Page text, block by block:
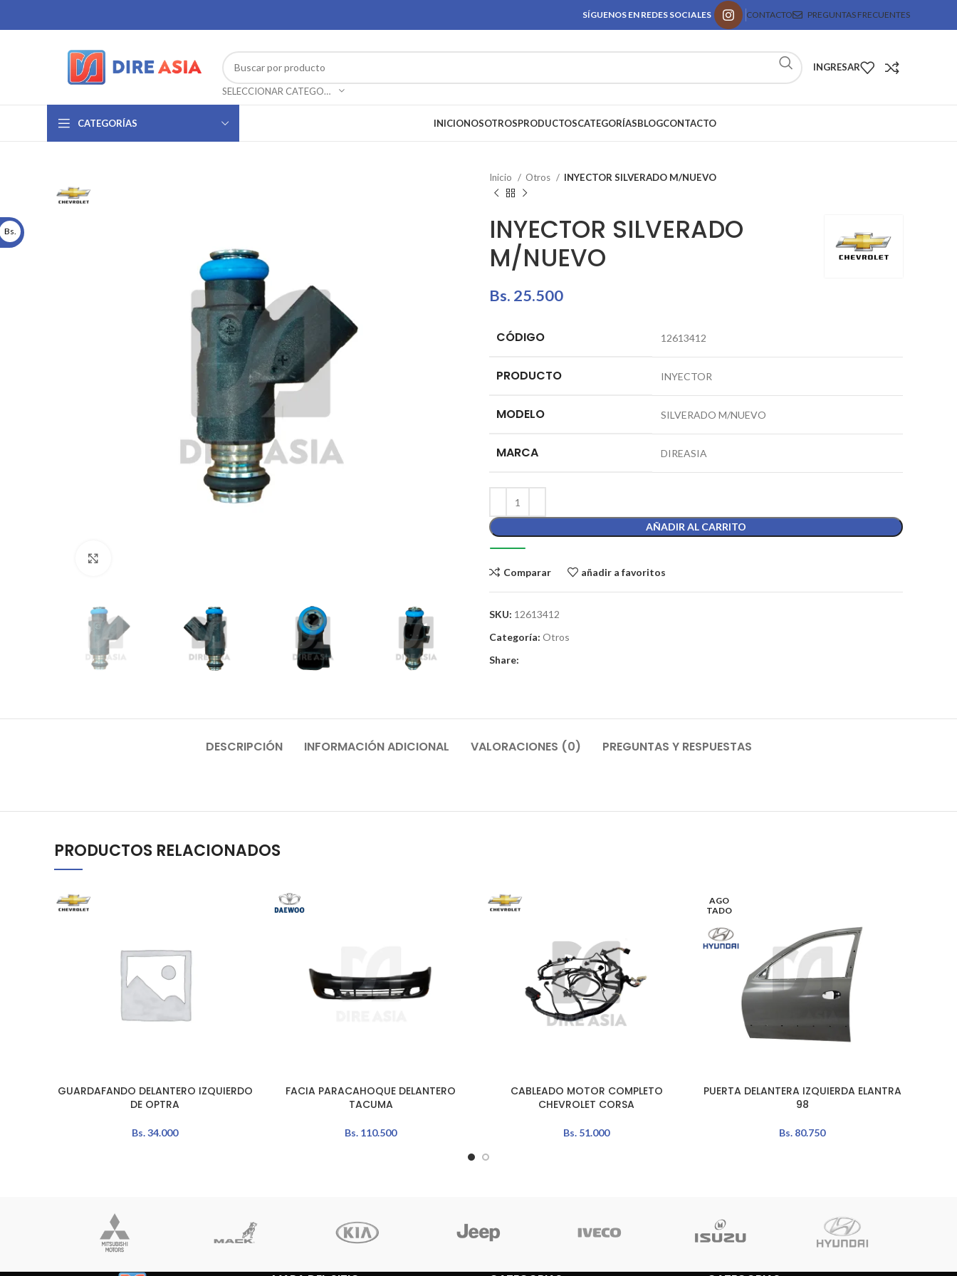
SÍGUENOS EN REDES SOCIALES CONTACTO PREGUNTAS FRECUENTES
SELECCIONAR CATEGORÍA
INGRESAR
CATEGORÍAS INICIONOSOTROSPRODUCTOSCATEGORÍASBLOGCONTACTO
Inicio Otros INYECTOR SILVERADO M/NUEVO
INYECTOR SILVERADO
M/NUEVO
Bs. 25.500
CÓDIGO 12613412
PRODUCTO INYECTOR
MODELO SILVERADO M/NUEVO
MARCA DIREASIA
AÑADIR AL CARRITO
Comparar añadir a favoritos
SKU: 12613412
Categoría: Otros
Share:
DESCRIPCIÓN INFORMACIÓN ADICIONAL VALORACIONES (0) PREGUNTAS Y RESPUESTAS
PRODUCTOS RELACIONADOS
AÑADIR AL CARRITO
GUARDAFANDO DELANTERO IZQUIERDO
DE OPTRA
Bs.34.000
AÑADIR AL CARRITO
FACIA PARACAHOQUE DELANTERO
TACUMA
Bs. 110.500
AÑADIR AL CARRITO
CABLEADO MOTOR COMPLETO
CHEVROLET CORSA
Bs. 51.000
AGO
TADO
LEER MÁS
PUERTA DELANTERA IZQUIERDA ELANTRA
98
Bs. 80.750
Bs.